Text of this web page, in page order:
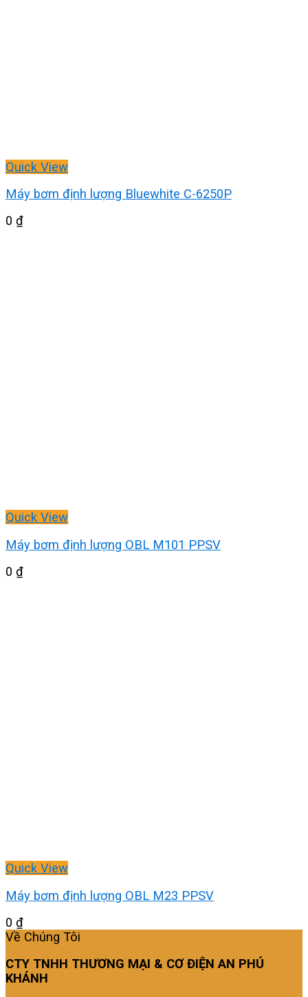
Quick View
Máy bơm định lượng Bluewhite C-6250P
0 ₫
Quick View
Máy bơm định lượng OBL M101 PPSV
0 ₫
Quick View
Máy bơm định lượng OBL M23 PPSV
0 ₫
Về Chúng Tôi
CTY TNHH THƯƠNG MẠI & CƠ ĐIỆN AN PHÚ
KHÁNH